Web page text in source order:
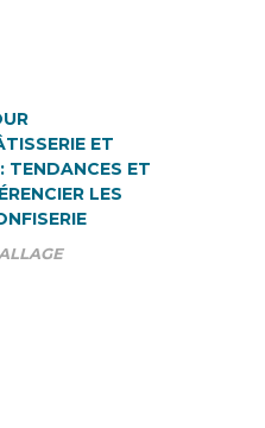
ET
TENDANCES ET
LES